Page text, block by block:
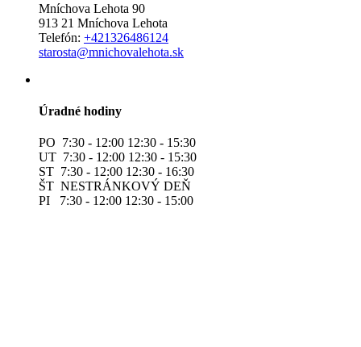
Mníchova Lehota 90
913 21 Mníchova Lehota
Telefón: +421326486124
starosta@mnichovalehota.sk
Úradné hodiny
PO 7:30 - 12:00 12:30 - 15:30
UT 7:30 - 12:00 12:30 - 15:30
ST 7:30 - 12:00 12:30 - 16:30
ŠT NESTRÁNKOVÝ DEŇ
PI 7:30 - 12:00 12:30 - 15:00